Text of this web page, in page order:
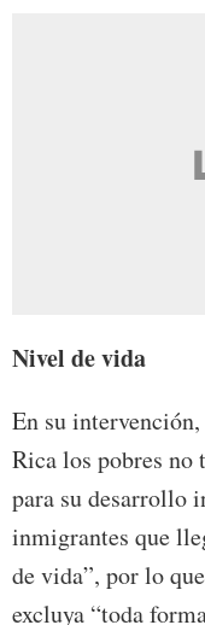
Nivel de vida
En su
Rica los pobres no
para su desarrollo
inmigrantes que
de vida”, por lo
excluya “toda